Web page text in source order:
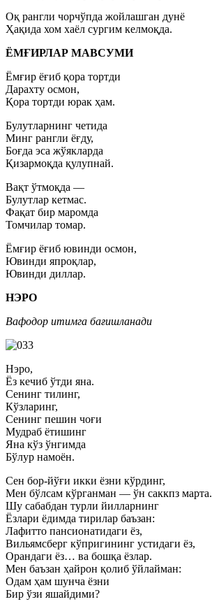
Оқ рангли чорчўпда жойлашган дунё
Ҳақида хом хаёл сургим келмоқда.
ЁМҒИРЛАР МАВСУМИ
Ёмғир ёғиб қора тортди
Дарахту осмон,
Қора тортди юрак ҳам.
Булутларнинг четида
Минг рангли ёғду,
Боғда эса жўякларда
Қизармоқда қулупнай.
Вақт ўтмоқда —
Булутлар кетмас.
Фақат бир маромда
Томчилар томар.
Ёмғир ёғиб ювинди осмон,
Ювинди япроқлар,
Ювинди диллар.
НЭРО
Вафодор итимга бағишланади
Нэро,
Ёз кечиб ўтди яна.
Сенинг тилинг,
Кўзларинг,
Сенинг пешин чоғи
Мудраб ётишинг
Яна кўз ўнгимда
Бўлур намоён.
Сен бор-йўғи икки ёзни кўрдинг,
Мен бўлсам кўрганман — ўн саккпз марта.
Шу сабабдан турли йилларнинг
Ёзлари ёдимда тирилар баъзан:
Лафитто пансионатидаги ёз,
Вильямсберг кўпригининг устидаги ёз,
Орандаги ёз… ва бошқа ёзлар.
Мен баъзан ҳайрон қолиб ўйлайман:
Одам ҳам шунча ёзни
Бир ўзи яшайдими?